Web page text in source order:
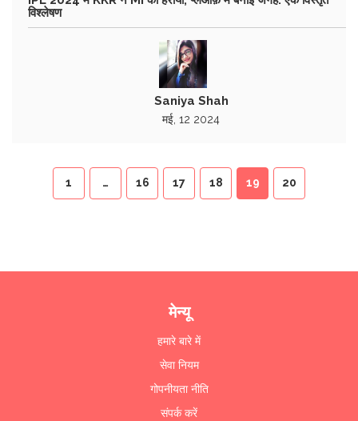
विश्लेषण
Saniya Shah
मई, 12 2024
1 … 16 17 18 19 20
मेन्यू
हमारे बारे में
सेवा नियम
गोपनीयता नीति
संपर्क करें